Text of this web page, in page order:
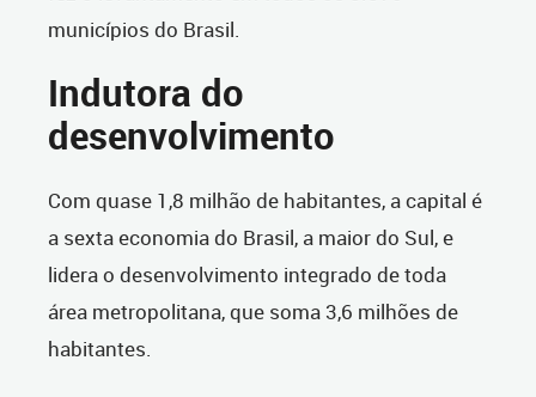
municípios do Brasil.
Indutora do
desenvolvimento
Com quase 1,8 milhão de habitantes, a capital é
a sexta economia do Brasil, a maior do Sul, e
lidera o desenvolvimento integrado de toda
área metropolitana, que soma 3,6 milhões de
habitantes.